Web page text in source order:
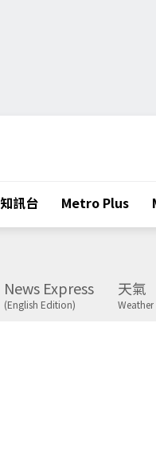
知訊台 Metro Plus
News Express
(English Edition)
天氣
Weather